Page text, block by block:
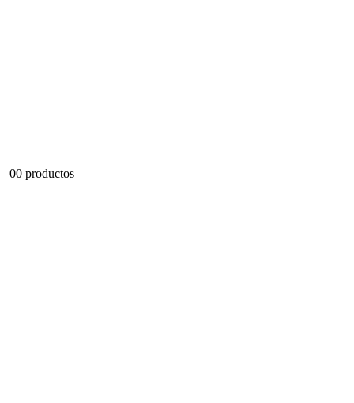
00 productos